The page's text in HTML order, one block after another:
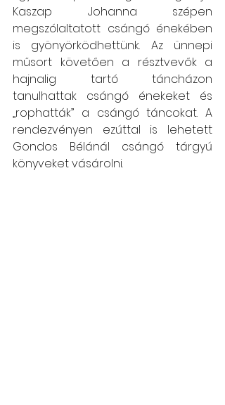
Kaszap Johanna szépen
megszólaltatott csángó énekében
is gyönyörködhettünk. Az ünnepi
műsort követően a résztvevők a
hajnalig tartó táncházon
tanulhattak csángó énekeket és
„rophatták” a csángó táncokat. A
rendezvényen ezúttal is lehetett
Gondos Bélánál csángó tárgyú
könyveket vásárolni.